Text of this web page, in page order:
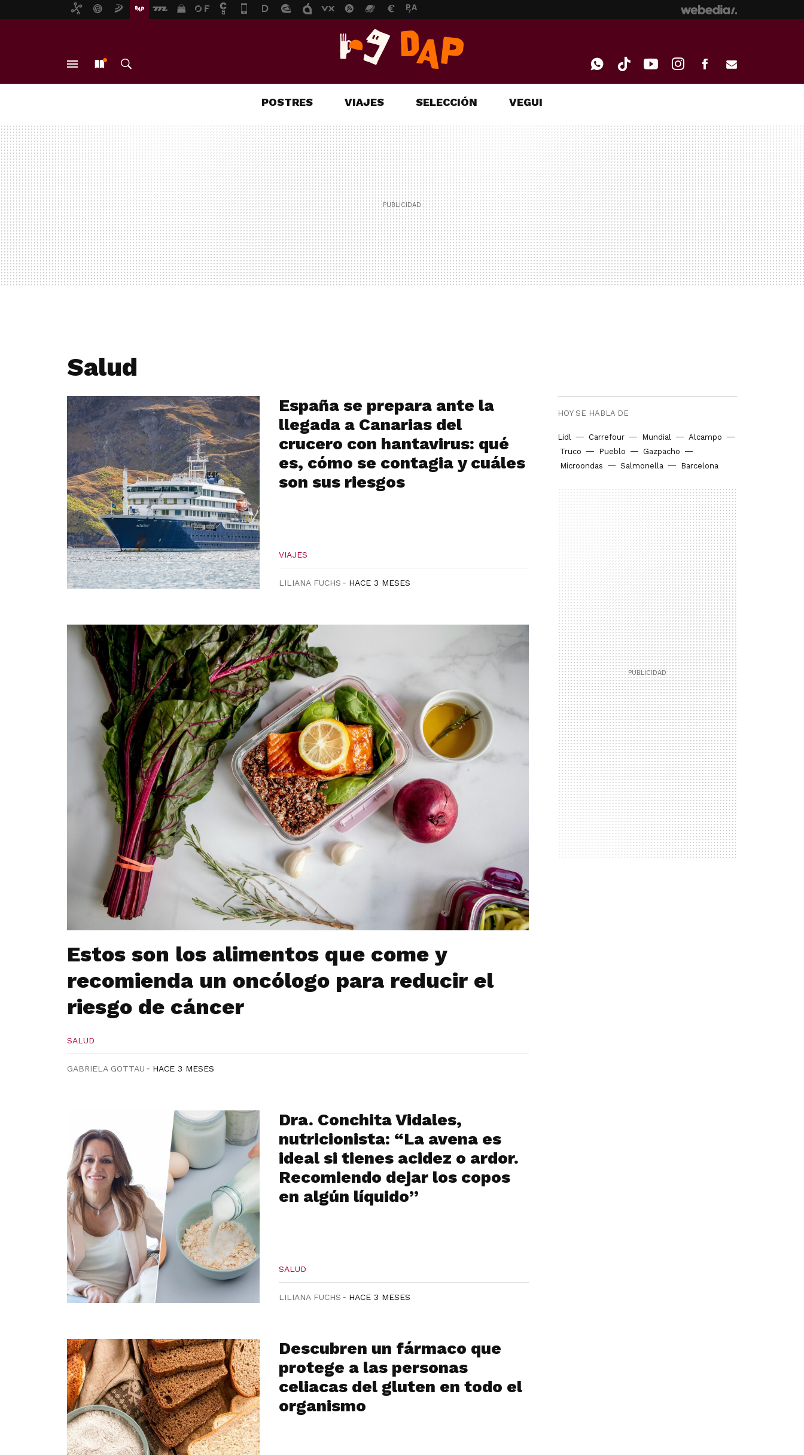
MAIL
POSTRES VIAJES SELECCIÓN VEGUI
Salud
HOY SE HABLA DE
Lidl Carrefour Mundial
Alcampo
Truco
Pueblo
Gazpacho
Microondas
Salmonella Barcelona
España se prepara ante la
llegada a Canarias del
crucero con hantavirus: qué
es, cómo se contagia y cuáles
son sus riesgos
VIAJES
LILIANA FUCHS HACE 3 MESES
Estos son los alimentos que come y
recomienda un oncólogo para reducir el
riesgo de cáncer
SALUD
GABRIELA GOTTAU HACE 3 MESES
Dra. Conchita Vidales,
nutricionista: “La avena es
ideal si tienes acidez o ardor.
Recomiendo dejar los copos
en algún líquido”
SALUD
LILIANA FUCHS HACE 3 MESES
Descubren un fármaco que
protege a las personas
celiacas del gluten en todo el
organismo